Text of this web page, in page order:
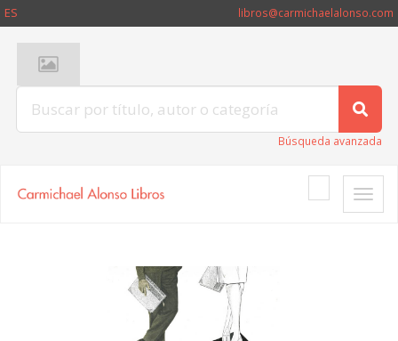
ES libros@carmichaelalonso.com
Búsqueda avanzada
Toggle